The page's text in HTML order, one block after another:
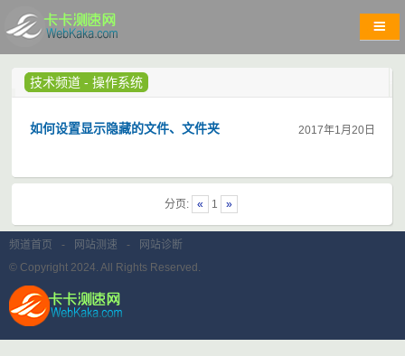
技术频道 -操作系统
2017年1月20日
如何设置显示隐藏的文件、文件夹
分页: « 1 »
频道首页 - 网站测速 -
网站诊断
© Copyright 2024. All Rights Reserved.